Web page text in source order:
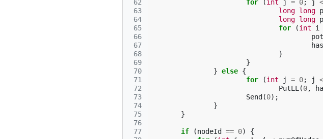
62
63
64
65
66
67
68
69
70
71
72
73
74
75
76
77
for
(int j = 0; j <
long long
long long
for
(int i
pot
}
}
} else {
for
(int j = 0; j <
PutLL (0,
Send (0);
}
}
if (nodeId == 0)
{